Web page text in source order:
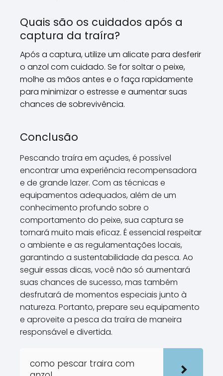
Quais são os cuidados após a
captura da traíra?
Após a captura, utilize um alicate para desferir
o anzol com cuidado. Se for soltar o peixe,
molhe as mãos antes e o faça rapidamente
para minimizar o estresse e aumentar suas
chances de sobrevivência.
Conclusão
Pescando traíra em açudes, é possível
encontrar uma experiência recompensadora
e de grande lazer. Com as técnicas e
equipamentos adequados, além de um
conhecimento profundo sobre o
comportamento do peixe, sua captura se
tornará muito mais eficaz. É essencial respeitar
o ambiente e as regulamentações locais,
garantindo a sustentabilidade da pesca. Ao
seguir essas dicas, você não só aumentará
suas chances de sucesso, mas também
desfrutará de momentos especiais junto à
natureza. Portanto, prepare seu equipamento
e aproveite a pesca da traíra de maneira
responsável e divertida.
como pescar traira com